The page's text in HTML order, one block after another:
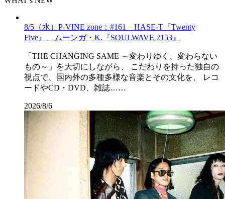
8/5（水）P-VINE zone：#161 HASE-T『Twenty
Five』、ムーンガ・K.『SOULWAVE 2153』
「THE CHANGING SAME ～変わりゆく、変わらない
もの～」を大切にしながら、 こだわりを持った独自の
視点で、国内外の多種多様な音楽とその文化を、 レコ
ードやCD・DVD、雑誌……
2026/8/6